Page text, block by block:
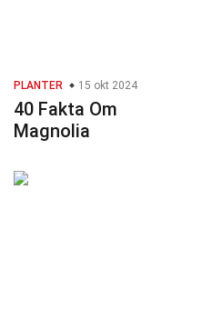
PLANTER 15 okt 2024
40 Fakta Om
Magnolia